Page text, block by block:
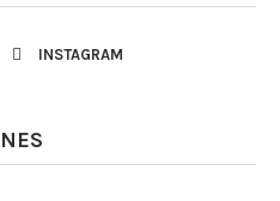
INSTAGRAM